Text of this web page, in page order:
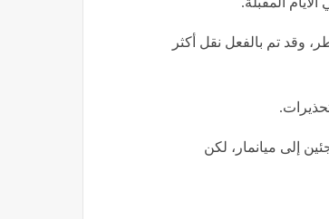
وقد تم بالفعل نقل أكثر
إلى ميانمار، لكن